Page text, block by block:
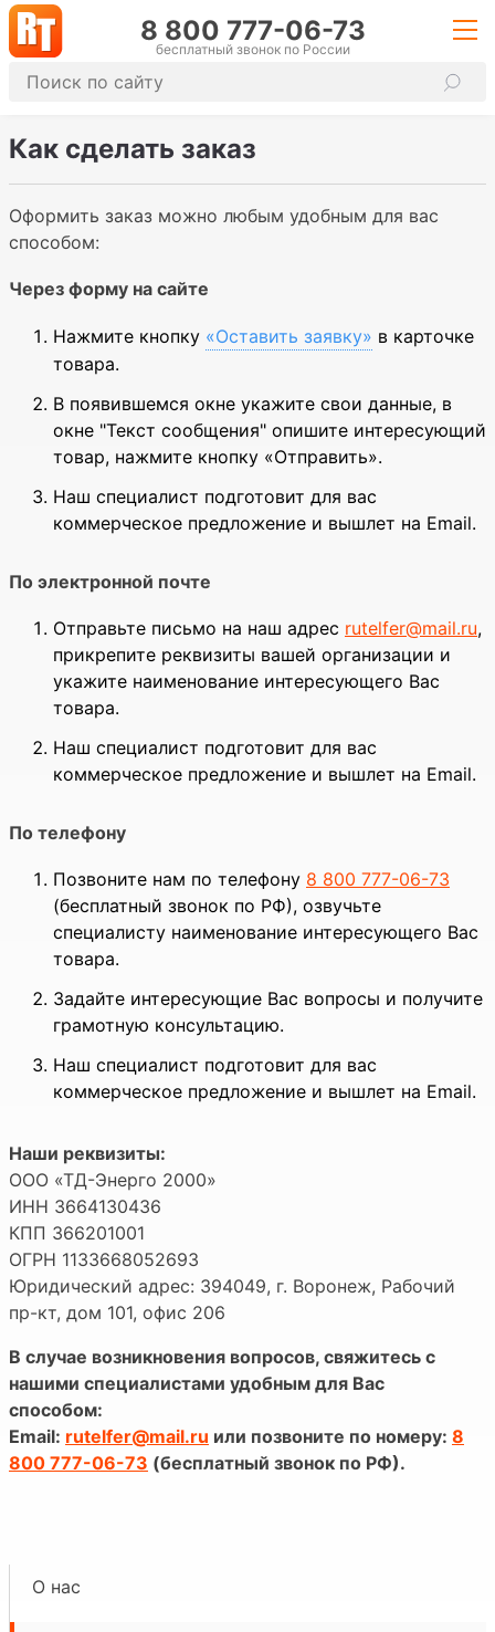
8 800 777-06-73
бесплатный звонок по России
Как сделать заказ
Оформить заказ можно любым удобным для вас
способом:
Через форму на сайте
Нажмите кнопку «Оставить заявку» в карточке
товара.
В появившемся окне укажите свои данные, в
окне "Текст сообщения" опишите интересующий
товар, нажмите кнопку «Отправить».
Наш специалист подготовит для вас
коммерческое предложение и вышлет на Email.
По электронной почте
Отправьте письмо на наш адрес rutelfer@mail.ru,
прикрепите реквизиты вашей организации и
укажите наименование интересующего Вас
товара.
Наш специалист подготовит для вас
коммерческое предложение и вышлет на Email.
По телефону
Позвоните нам по телефону 8 800 777-06-73
(бесплатный звонок по РФ), озвучьте
специалисту наименование интересующего Вас
товара.
Задайте интересующие Вас вопросы и получите
грамотную консультацию.
Наш специалист подготовит для вас
коммерческое предложение и вышлет на Email.
Наши реквизиты:
ООО «ТД-Энерго 2000»
ИНН 3664130436
КПП 366201001
ОГРН 1133668052693
Юридический адрес: 394049, г. Воронеж, Рабочий
пр-кт, дом 101, офис 206
В случае возникновения вопросов, свяжитесь с
нашими специалистами удобным для Вас
способом:
Email: rutelfer@mail.ru или позвоните по номеру: 8
800 777-06-73 (бесплатный звонок по РФ).
О нас